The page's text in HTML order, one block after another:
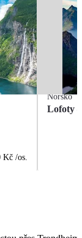
Kč /os.
Norsko
Lofoty